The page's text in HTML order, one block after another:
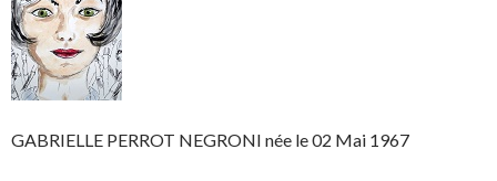
GABRIELLE PERROT NEGRONI née le 02 Mai 1967